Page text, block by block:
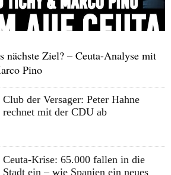
nächste Ziel? – Ceuta-Analyse mit
Pino
Club der Versager: Peter Hahne
rechnet mit der CDU ab
Ceuta-Krise: 65.000 fallen in die
Stadt ein – wie Spanien ein neues